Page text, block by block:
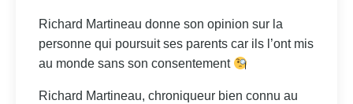
Richard Martineau donne son opinion sur la
personne qui poursuit ses parents car ils l’ont mis
au monde sans son consentement
Richard Martineau, chroniqueur bien connu au